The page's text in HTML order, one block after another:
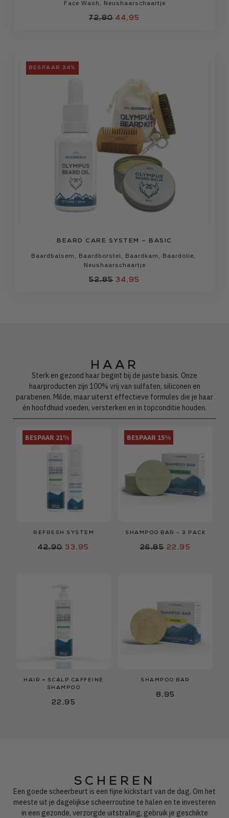
72,80 44,95
Face Wash , Neushaarschaartje
BESPAAR 34%
BEARD CARE SYSTEM – BASIC
52,85 34,95
Baardbalsem , Baardborstel, Baardkam , Baardolie,
Neushaarschaartje
HAAR
Sterk en gezond haar begint bij de juiste basis. Onze
haarproducten zijn 100% vrij van sulfaten, siliconen en
parabenen. Milde, maar uiterst effectieve formules die je haar
én hoofdhuid voeden, versterken en in topconditie houden.
BESPAAR 21%
REFRESH SYSTEM
42,90 33,95
BESPAAR 15%
SHAMPOO BAR – 3 PACK
26,85 22,95
HAIR + SCALP CAFFEINE
SHAMPOO
22,95
SHAMPOO BAR
8,95
SCHEREN
Een goede scheerbeurt is een fijne kickstart van de dag. Om het
meeste uit je dagelijkse scheerroutine te halen en te investeren
in een gezonde, verzorgde uitstraling, gebruik je geschikte